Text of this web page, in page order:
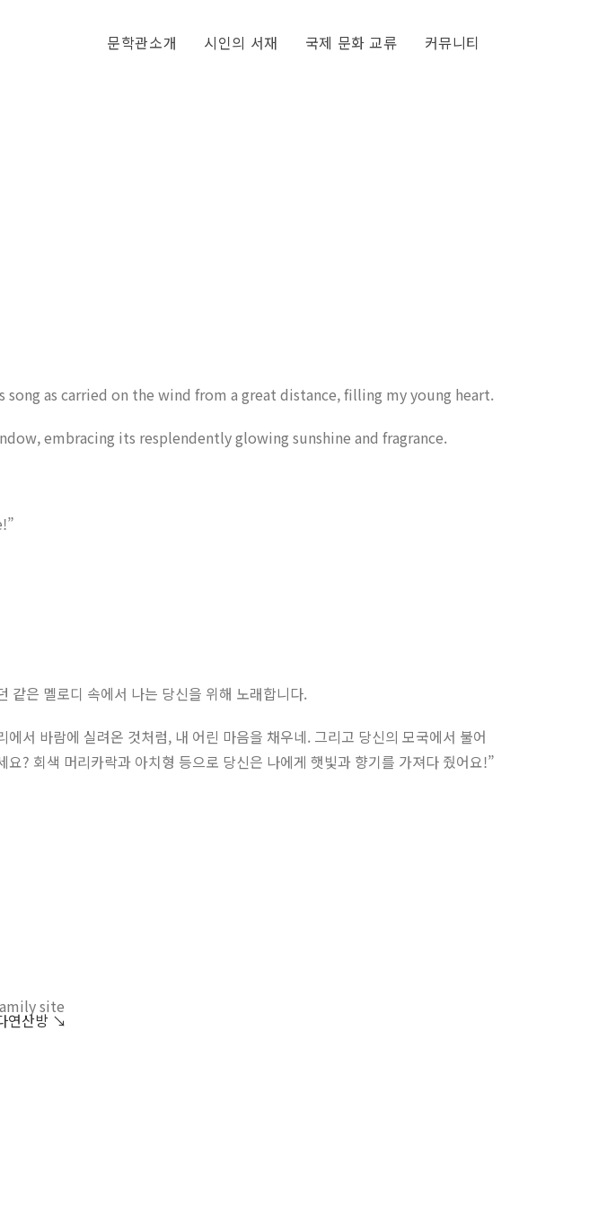
문학관소개 시인의 서재 국제 문화 교류 커뮤니티
as carried on the wind from a great distance, filling my young heart.
embracing its resplendently glowing sunshine and fragrance.
같은 멜로디 속에서 나는 당신을 위해 노래합니다.
서 바람에 실려온 것처럼, 내 어린 마음을 채우네. 그리고 당신의 모국에서 불어
? 회색 머리카락과 아치형 등으로 당신은 나에게 햇빛과 향기를 가져다 줬어요!”
site
연산방 ↘︎